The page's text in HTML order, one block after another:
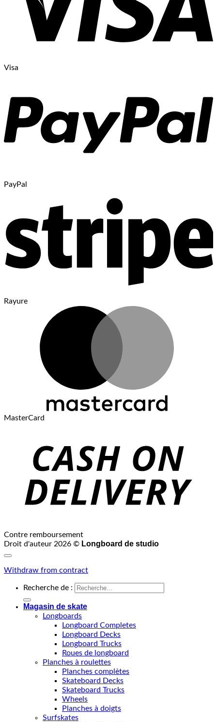
Visa
PayPal
Rayure
MasterCard
Contre remboursement
Droit d'auteur 2026 © Longboard de studio
Withdraw from contract
Recherche de :
Magasin de skate
Longboards
Longboard Completes
Longboard Decks
Longboard Trucks
Roues de longboard
Planches à roulettes
Planches complètes
Skateboard Decks
Skateboard Trucks
Wheels
Planches à doigts
Surfskates